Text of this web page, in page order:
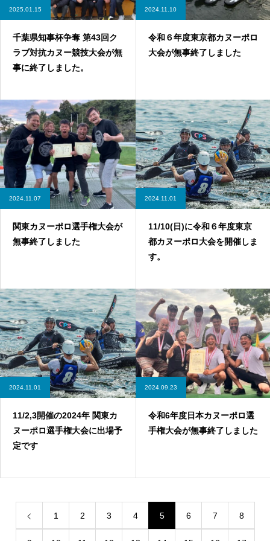
2025.01.15
千葉県知事杯争奪 第43回ク
ラブ対抗カヌー競技大会が無
事に終了しました。
2024.11.10
令和６年度東京都カヌーポロ
大会が無事終了しました
2024.11.07
関東カヌーポロ選手権大会が
無事終了しました
2024.11.01
11/10(日)に令和６年度東京
都カヌーポロ大会を開催しま
す。
2024.11.01
11/2,3開催の2024年 関東カ
ヌーポロ選手権大会に出場予
定です
2024.09.23
令和6年度日本カヌーポロ選
手権大会が無事終了しました
1 2 3 4 5 6 7 8